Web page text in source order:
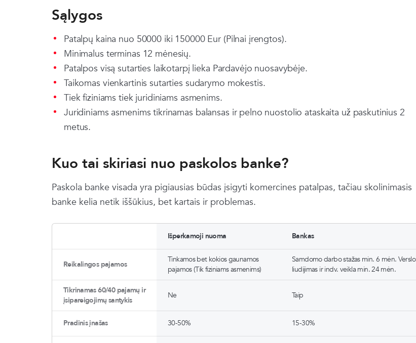
Sąlygos
Patalpų kaina nuo 50000 iki 150000 Eur (Pilnai įrengtos).
Minimalus terminas 12 mėnesių.
Patalpos visą sutarties laikotarpį lieka Pardavėjo nuosavybėje.
Taikomas vienkartinis sutarties sudarymo mokestis.
Tiek fiziniams tiek juridiniams asmenims.
Juridiniams asmenims tikrinamas balansas ir pelno nuostolio ataskaita už paskutinius 2
metus.
Kuo tai skiriasi nuo paskolos banke?
Paskola banke visada yra pigiausias būdas įsigyti komercines patalpas, tačiau skolinimasis
banke kelia netik iššūkius, bet kartais ir problemas.
Išperkamoji nuoma Bankas
Reikalingos pajamos
Tinkamos bet kokios gaunamos
pajamos (Tik fiziniams asmenims)
Samdomo darbo stažas min. 6 mėn. Verslo
liudijimas ir indv. veikla min. 24 mėn.
Tikrinamas 60/40 pajamų ir
įsipareigojimų santykis
Ne Taip
Pradinis įnašas 30-50% 15-30%